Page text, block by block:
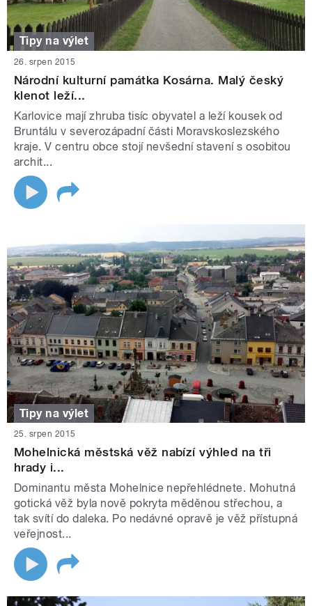
Tipy na výlet
26. srpen 2015
Národní kulturní památka Kosárna. Malý český
klenot leží...
Karlovice mají zhruba tisíc obyvatel a leží kousek od
Bruntálu v severozápadní části Moravskoslezského
kraje. V centru obce stojí nevšední stavení s osobitou
archit...
Tipy na výlet
25. srpen 2015
Mohelnická městská věž nabízí výhled na tři
hrady i...
Dominantu města Mohelnice nepřehlédnete. Mohutná
gotická věž byla nově pokryta měděnou střechou, a
tak svítí do daleka. Po nedávné opravě je věž přístupná
veřejnost...